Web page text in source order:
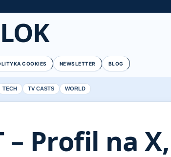
COOKIES NEWSLETTER BLOG
TECH TV CASTS WORLD
Profil na X,